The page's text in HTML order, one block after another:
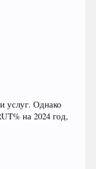
услуг. Однако
на 2024 год,